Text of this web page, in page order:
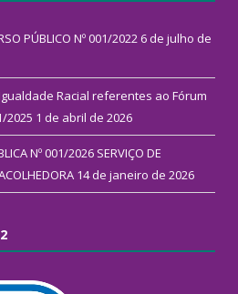
PÚBLICO Nº 001/2022 6 de julho de
Racial referentes ao Fórum
2025 1 de abril de 2026
Nº 001/2026 SERVIÇO DE
14 de janeiro de 2026